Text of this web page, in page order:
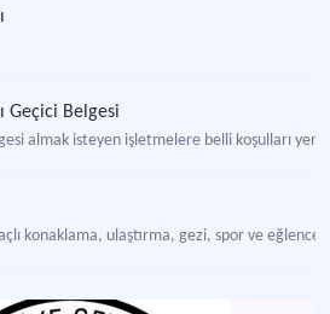
Geçici Belgesi
almak isteyen işletmelere belli koşulları
konaklama, ulaştırma, gezi, spor ve
Birliği (TÜRSAB)